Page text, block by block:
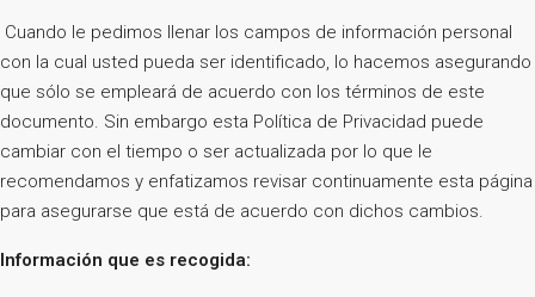
Cuando le pedimos llenar los campos de información personal
con la cual usted pueda ser identificado, lo hacemos asegurando
que sólo se empleará de acuerdo con los términos de este
documento. Sin embargo esta Política de Privacidad puede
cambiar con el tiempo o ser actualizada por lo que le
recomendamos y enfatizamos revisar continuamente esta página
para asegurarse que está de acuerdo con dichos cambios.
Información que es recogida: